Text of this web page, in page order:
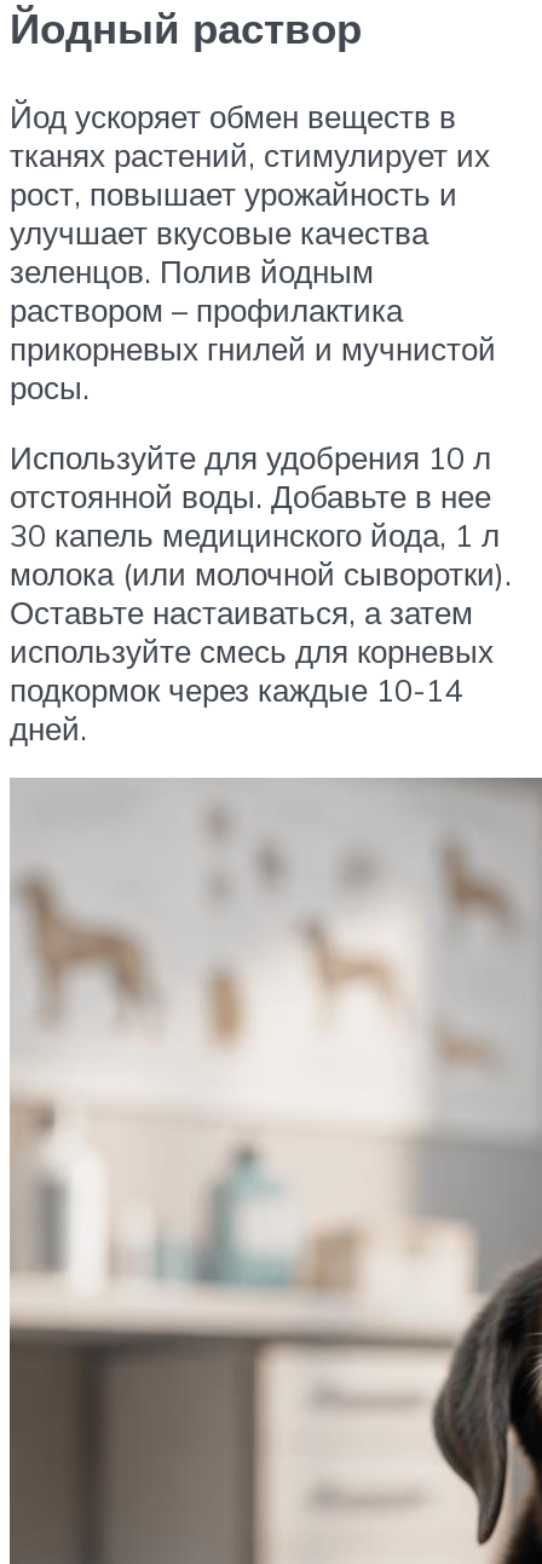
Йодный раствор
Йод ускоряет обмен веществ в
тканях растений, стимулирует их
рост, повышает урожайность и
улучшает вкусовые качества
зеленцов. Полив йодным
раствором – профилактика
прикорневых гнилей и мучнистой
росы.
Используйте для удобрения 10 л
отстоянной воды. Добавьте в нее
30 капель медицинского йода, 1 л
молока (или молочной сыворотки).
Оставьте настаиваться, а затем
используйте смесь для корневых
подкормок через каждые 10-14
дней.